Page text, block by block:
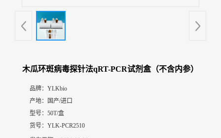
木瓜环斑病毒探针法qRT-PCR试剂盒（不含内参）
品牌： YLKbio
产地：
国产/进口
型号： 50T/盒
货号： YLK-PCR2510